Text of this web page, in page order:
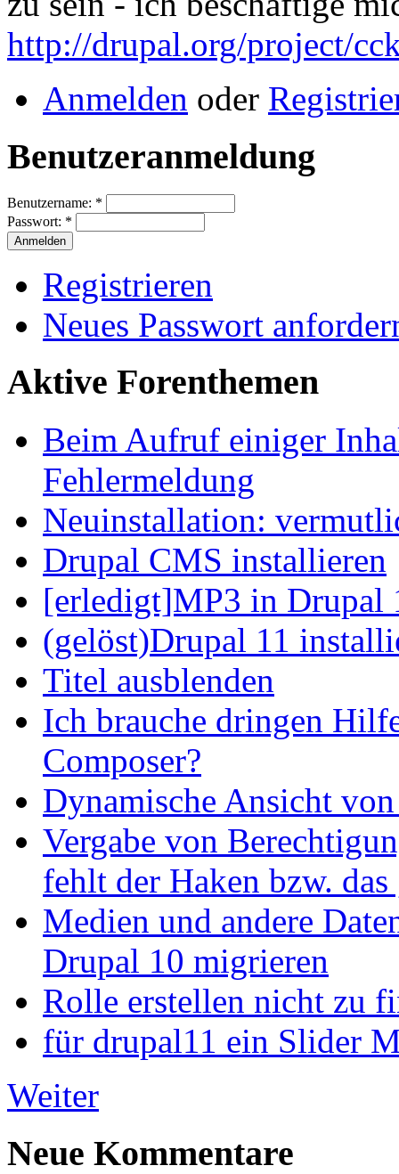
http://drupal.org/project/
Anmelden oder
Benutzeranmeldung
Benutzername: *
Passwort: *
Registrieren
Neues Passwort
Aktive Forenthemen
Beim Aufruf einiger
Fehlermeldung
Neuinstallation:
Drupal CMS installieren
[erledigt]MP3 in Drupal
(gelöst)Drupal 11
Titel ausblenden
Ich brauche dringen
Composer?
Dynamische Ansicht
Vergabe von
fehlt der Haken bzw.
Medien und andere
Drupal 10 migrieren
Rolle erstellen nicht zu
für drupal11 ein Slider
Weiter
Neue Kommentare